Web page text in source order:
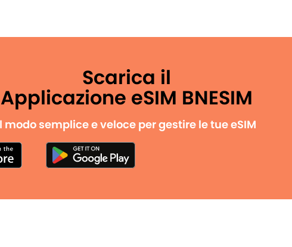
Scarica il
Applicazione eSIM BNESIM
modo semplice e veloce per gestire le tue eSIM